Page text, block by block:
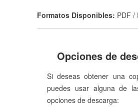
Formatos Disponibles: PDF /
Opciones de
Si deseas obtener una
puedes usar alguna de
opciones de descarga: